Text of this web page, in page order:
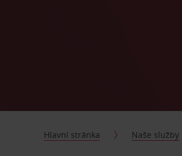
Hlavní stránka Naše služby